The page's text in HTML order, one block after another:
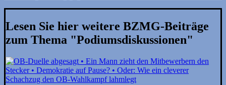
Lesen Sie hier weitere BZMG-Beiträge
zum Thema "Podiumsdiskussionen"